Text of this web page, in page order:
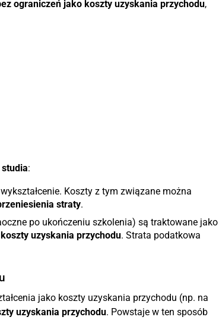
ograniczeń jako koszty uzyskania przychodu,
:
Koszty z tym związane można
straty.
po ukończeniu szkolenia) są traktowane jako
uzyskania przychodu. Strata podatkowa
jako koszty uzyskania przychodu (np. na
uzyskania przychodu. Powstaje w ten sposób